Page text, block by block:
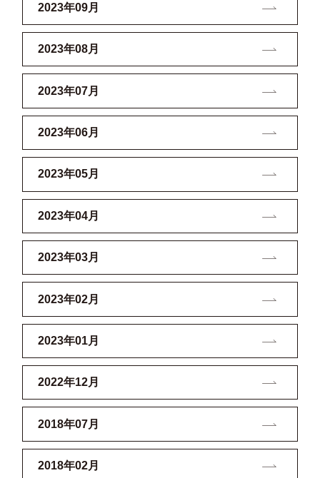
2023年09月
2023年08月
2023年07月
2023年06月
2023年05月
2023年04月
2023年03月
2023年02月
2023年01月
2022年12月
2018年07月
2018年02月